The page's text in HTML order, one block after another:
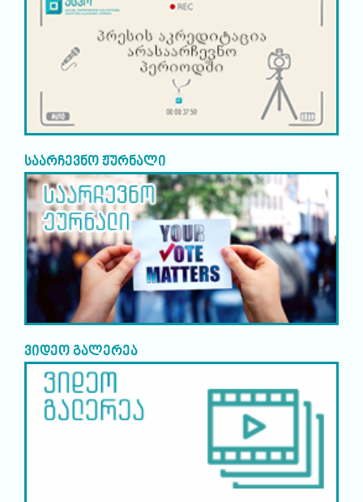
საარჩევნო ჟურნალი
ვიდეო გალერეა